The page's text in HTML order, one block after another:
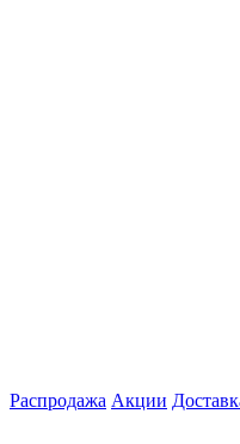
Распродажа Акции